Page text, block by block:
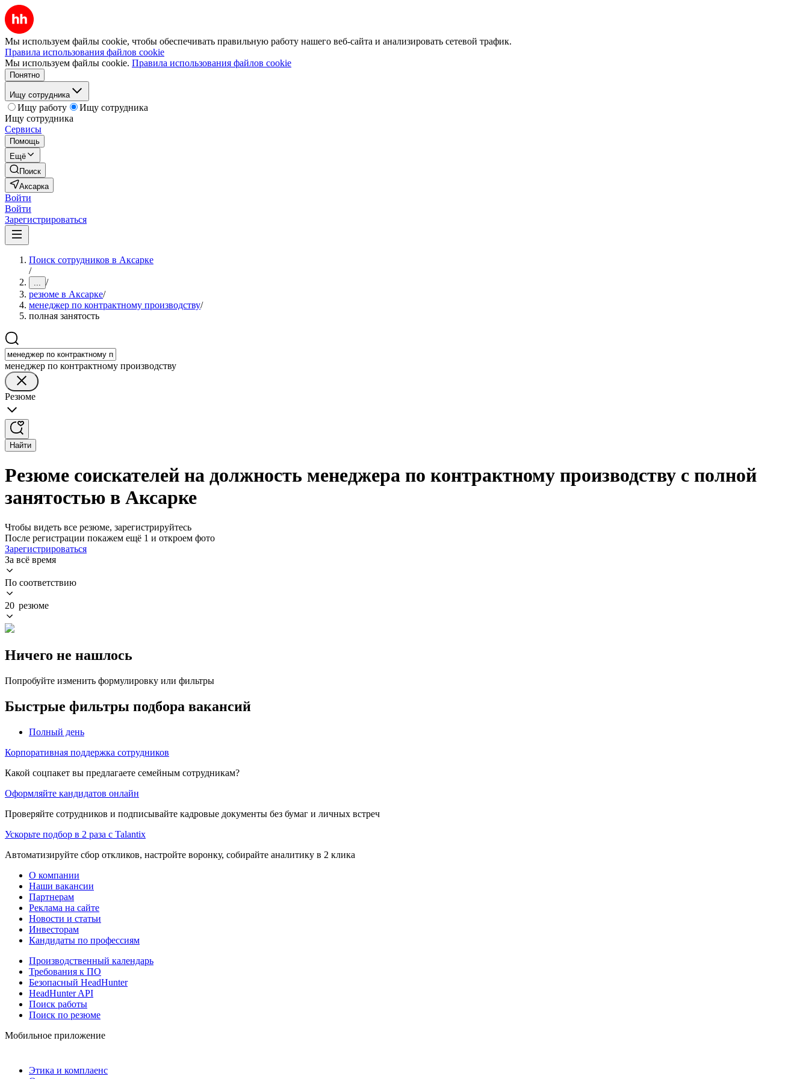
Мы используем файлы cookie, чтобы обеспечивать правильную работу нашего веб-сайта и анализировать сетевой трафик.
Правила использования файлов cookie
Мы используем файлы cookie. Правила использования файлов cookie
Понятно
Ищу сотрудника
Ищу работу
Ищу сотрудника
Ищу сотрудника
Сервисы
Помощь
Ещё
Поиск
Аксарка
Войти
Войти
Зарегистрироваться
Поиск сотрудников в Аксарке
/
... /
резюме в Аксарке/
менеджер по контрактному производству/
полная занятость
менеджер по контрактному производству
Резюме
Найти
Резюме соискателей на должность менеджера по контрактному производству с полной
занятостью в Аксарке
Чтобы видеть все резюме, зарегистрируйтесь
После регистрации покажем ещё 1 и откроем фото
Зарегистрироваться
За всё время
По соответствию
20 резюме
Ничего не нашлось
Попробуйте изменить формулировку или фильтры
Быстрые фильтры подбора вакансий
Полный день
Корпоративная поддержка сотрудников
Какой соцпакет вы предлагаете семейным сотрудникам?
Оформляйте кандидатов онлайн
Проверяйте сотрудников и подписывайте кадровые документы без бумаг и личных встреч
Ускорьте подбор в 2 раза с Talantix
Автоматизируйте сбор откликов, настройте воронку, собирайте аналитику в 2 клика
О компании
Наши вакансии
Партнерам
Реклама на сайте
Новости и статьи
Инвесторам
Кандидаты по профессиям
Производственный календарь
Требования к ПО
Безопасный HeadHunter
HeadHunter API
Поиск работы
Поиск по резюме
Мобильное приложение
Этика и комплаенс